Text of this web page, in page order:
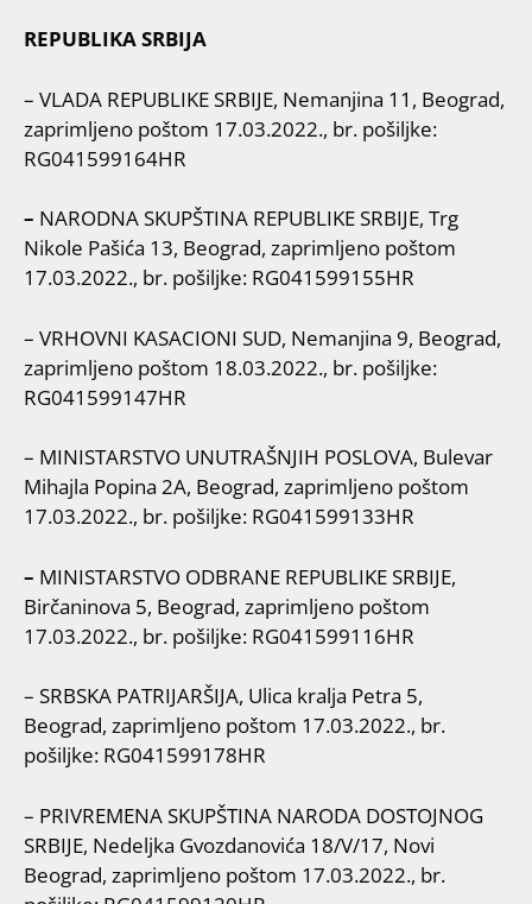
REPUBLIKA SRBIJA
– VLADA REPUBLIKE SRBIJE, Nemanjina 11, Beograd,
zaprimljeno poštom 17.03.2022., br. pošiljke:
RG041599164HR
– NARODNA SKUPŠTINA REPUBLIKE SRBIJE, Trg
Nikole Pašića 13, Beograd, zaprimljeno poštom
17.03.2022., br. pošiljke: RG041599155HR
– VRHOVNI KASACIONI SUD, Nemanjina 9, Beograd,
zaprimljeno poštom 18.03.2022., br. pošiljke:
RG041599147HR
– MINISTARSTVO UNUTRAŠNJIH POSLOVA, Bulevar
Mihajla Popina 2A, Beograd, zaprimljeno poštom
17.03.2022., br. pošiljke: RG041599133HR
– MINISTARSTVO ODBRANE REPUBLIKE SRBIJE,
Birčaninova 5, Beograd, zaprimljeno poštom
17.03.2022., br. pošiljke: RG041599116HR
– SRBSKA PATRIJARŠIJA, Ulica kralja Petra 5,
Beograd, zaprimljeno poštom 17.03.2022., br.
pošiljke: RG041599178HR
– PRIVREMENA SKUPŠTINA NARODA DOSTOJNOG
SRBIJE, Nedeljka Gvozdanovića 18/V/17, Novi
Beograd, zaprimljeno poštom 17.03.2022., br.